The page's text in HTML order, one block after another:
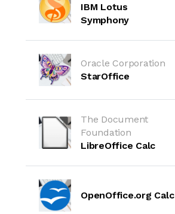
IBM Lotus
Symphony
Oracle Corporation
StarOffice
The Document
Foundation
LibreOffice Calc
OpenOffice.org Calc